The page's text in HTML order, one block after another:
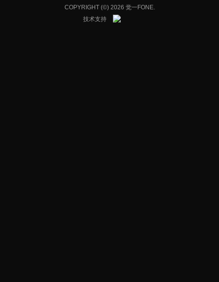
COPYRIGHT (©) 2026 觉一FONE.
技术支持